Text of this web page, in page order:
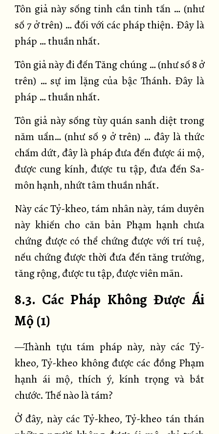
Tôn giả này sống tinh cần tinh tấn … (như
số 7 ở trên) … đối với các pháp thiện. Đây là
pháp … thuần nhất.
Tôn giả này đi đến Tăng chúng … (như số 8 ở
trên) … sự im lặng của bậc Thánh. Đây là
pháp … thuần nhất.
Tôn giả này sống tùy quán sanh diệt trong
năm uẩn… (như số 9 ở trên) … đây là thức
chấm dứt, đây là pháp đưa đến được ái mộ,
được cung kính, được tu tập, đưa đến Sa-
môn hạnh, nhứt tâm thuần nhất.
Này các Tỷ-kheo, tám nhân này, tám duyên
này khiến cho căn bản Phạm hạnh chưa
chứng được có thể chứng được với trí tuệ,
nếu chứng được thời đưa đến tăng trưởng,
tăng rộng, được tu tập, được viên mãn.
8.3. Các Pháp Không Được Ái
Mộ (1)
—Thành tựu tám pháp này, này các Tỷ-
kheo, Tỷ-kheo không được các đồng Phạm
hạnh ái mộ, thích ý, kính trọng và bắt
chước. Thế nào là tám?
Ở đây, này các Tỷ-kheo, Tỷ-kheo tán thán